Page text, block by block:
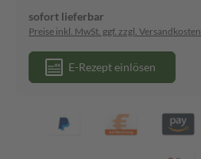
sofort lieferbar
Preise inkl. MwSt. ggf. zzgl. Versandkosten
E-Rezept einlösen